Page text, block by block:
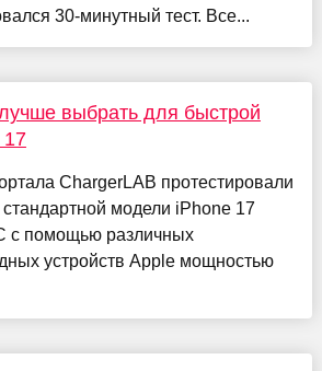
30-минутный тест. Все...
выбрать для быстрой
17
ChargerLAB протестировали
стандартной модели iPhone 17
с помощью различных
устройств Apple мощностью